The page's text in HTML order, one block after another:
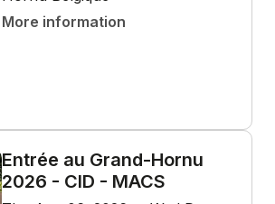
More information
Entrée au Grand-Hornu
2026 - CID - MACS